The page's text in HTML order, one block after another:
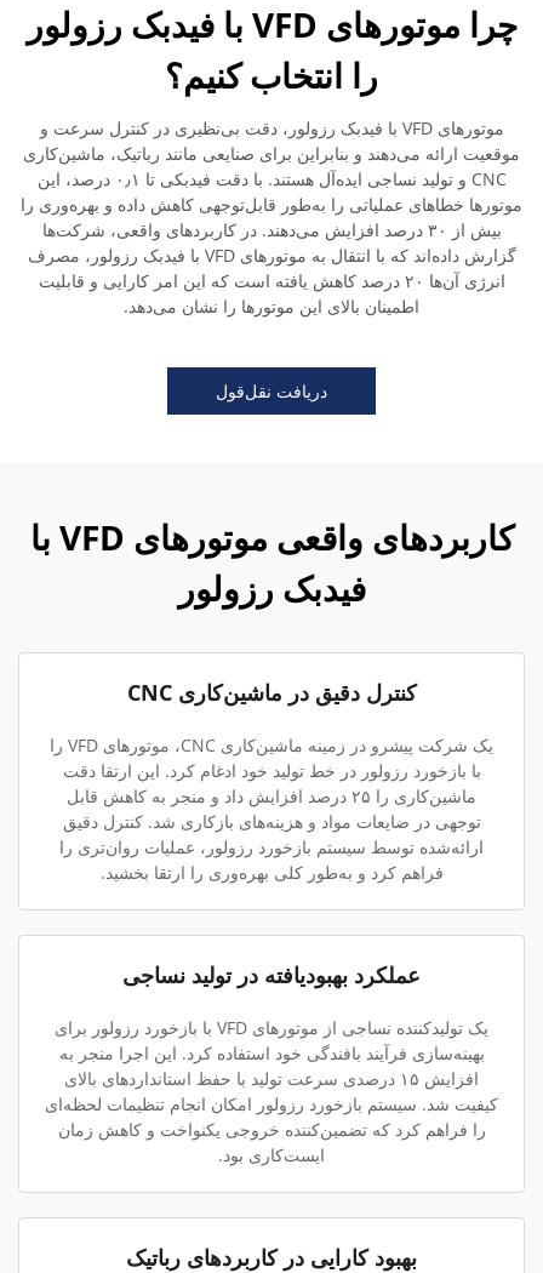
چرا موتورهای VFD با فیدبک رزولور
را انتخاب کنیم؟
موتورهای VFD با فیدبک رزولور، دقت بی‌نظیری در کنترل سرعت و
موقعیت ارائه می‌دهند و بنابراین برای صنایعی مانند رباتیک، ماشین‌کاری
CNC و تولید نساجی ایده‌آل هستند. با دقت فیدبکی تا ۰٫۱ درصد، این
موتورها خطاهای عملیاتی را به‌طور قابل‌توجهی کاهش داده و بهره‌وری را
بیش از ۳۰ درصد افزایش می‌دهند. در کاربردهای واقعی، شرکت‌ها
گزارش داده‌اند که با انتقال به موتورهای VFD با فیدبک رزولور، مصرف
انرژی آن‌ها ۲۰ درصد کاهش یافته است که این امر کارایی و قابلیت
اطمینان بالای این موتورها را نشان می‌دهد.
دریافت نقل‌قول
کاربردهای واقعی موتورهای VFD با
فیدبک رزولور
کنترل دقیق در ماشین‌کاری CNC
یک شرکت پیشرو در زمینه ماشین‌کاری CNC، موتورهای VFD را
با بازخورد رزولور در خط تولید خود ادغام کرد. این ارتقا دقت
ماشین‌کاری را ۲۵ درصد افزایش داد و منجر به کاهش قابل
توجهی در ضایعات مواد و هزینه‌های بازکاری شد. کنترل دقیق
ارائه‌شده توسط سیستم بازخورد رزولور، عملیات روان‌تری را
فراهم کرد و به‌طور کلی بهره‌وری را ارتقا بخشید.
عملکرد بهبودیافته در تولید نساجی
یک تولیدکننده نساجی از موتورهای VFD با بازخورد رزولور برای
بهینه‌سازی فرآیند بافندگی خود استفاده کرد. این اجرا منجر به
افزایش ۱۵ درصدی سرعت تولید با حفظ استانداردهای بالای
کیفیت شد. سیستم بازخورد رزولور امکان انجام تنظیمات لحظه‌ای
را فراهم کرد که تضمین‌کننده خروجی یکنواخت و کاهش زمان
ایست‌کاری بود.
بهبود کارایی در کاربردهای رباتیک